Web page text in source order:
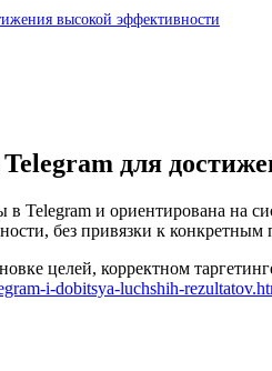
высокой эффективности
для
Telegram и ориентирована на
без привязки к конкретным
целей, корректном
i-dobitsya-luchshih-